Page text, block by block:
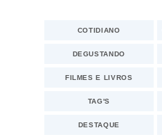
COTIDIANO
DEGUSTANDO
FILMES E LIVROS
TAG'S
DESTAQUE